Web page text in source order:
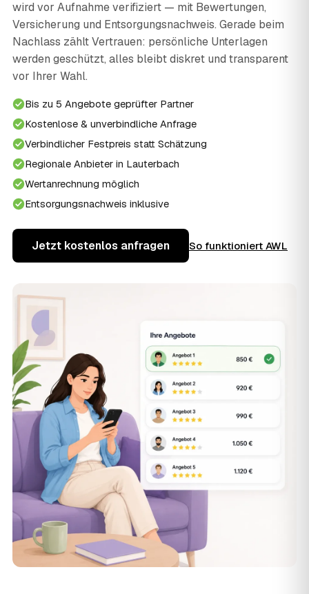
wird vor Aufnahme verifiziert — mit Bewertungen,
Versicherung und Entsorgungsnachweis. Gerade beim
Nachlass zählt Vertrauen: persönliche Unterlagen
werden geschützt, alles bleibt diskret und transparent
vor Ihrer Wahl.
Bis zu 5 Angebote geprüfter Partner
Kostenlose & unverbindliche Anfrage
Verbindlicher Festpreis statt Schätzung
Regionale Anbieter in Lauterbach
Wertanrechnung möglich
Entsorgungsnachweis inklusive
Jetzt kostenlos anfragen So funktioniert AWL